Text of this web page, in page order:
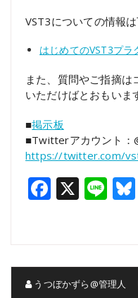
VST3についての情報
はじめてのVST3プラ
また、質問やご指摘は
いただけばとおもいま
■掲示板
■Twitterアカウン
https://twitter.com/
X
うつぼかずら@管理人